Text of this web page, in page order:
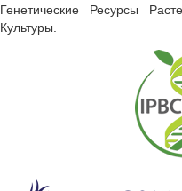
Генетические Ресурсы
Культуры.